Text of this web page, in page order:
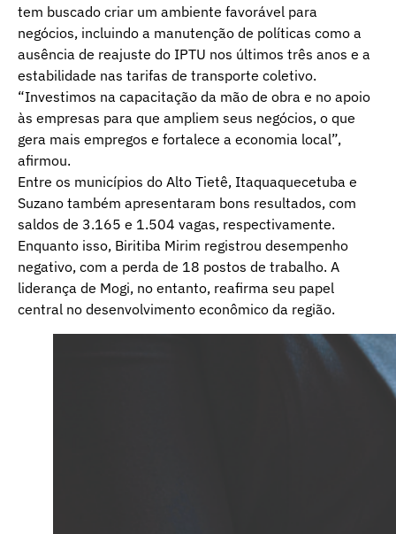
tem buscado criar um ambiente favorável para
negócios, incluindo a manutenção de políticas como a
ausência de reajuste do IPTU nos últimos três anos e a
estabilidade nas tarifas de transporte coletivo.
“Investimos na capacitação da mão de obra e no apoio
às empresas para que ampliem seus negócios, o que
gera mais empregos e fortalece a economia local”,
afirmou.
Entre os municípios do Alto Tietê, Itaquaquecetuba e
Suzano também apresentaram bons resultados, com
saldos de 3.165 e 1.504 vagas, respectivamente.
Enquanto isso, Biritiba Mirim registrou desempenho
negativo, com a perda de 18 postos de trabalho. A
liderança de Mogi, no entanto, reafirma seu papel
central no desenvolvimento econômico da região.